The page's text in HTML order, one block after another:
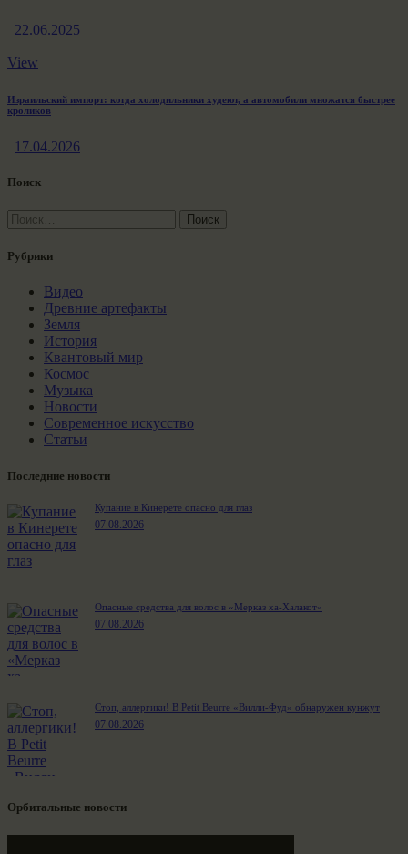
22.06.2025
View
Израильский импорт: когда холодильники худеют, а автомобили множатся быстрее
кроликов
17.04.2026
Поиск
Найти:
Рубрики
Видео
Древние артефакты
Земля
История
Квантовый мир
Космос
Музыка
Новости
Современное искусство
Статьи
Последние новости
Купание в Кинерете опасно для глаз
07.08.2026
Опасные средства для волос в «Мерказ ха-Халакот»
07.08.2026
Стоп, аллергики! В Petit Beurre «Вилли-Фуд» обнаружен кунжут
07.08.2026
Орбитальные новости